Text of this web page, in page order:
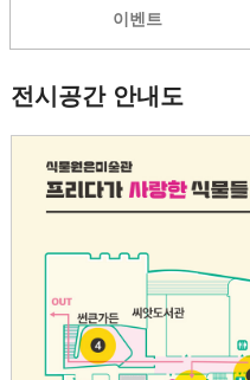
이벤트
전시공간 안내도